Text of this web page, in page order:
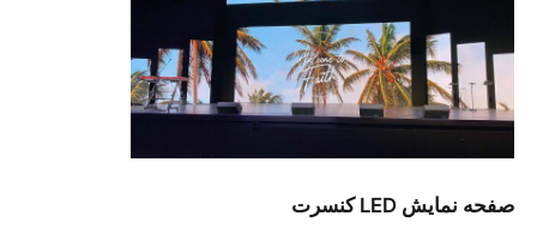
صفحه نمایش LED کنسرت